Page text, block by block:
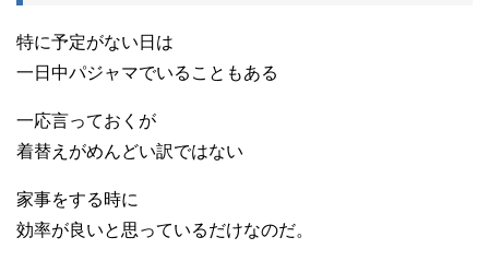
特に予定がない日は
一日中パジャマでいることもある
一応言っておくが
着替えがめんどい訳ではない
家事をする時に
効率が良いと思っているだけなのだ。